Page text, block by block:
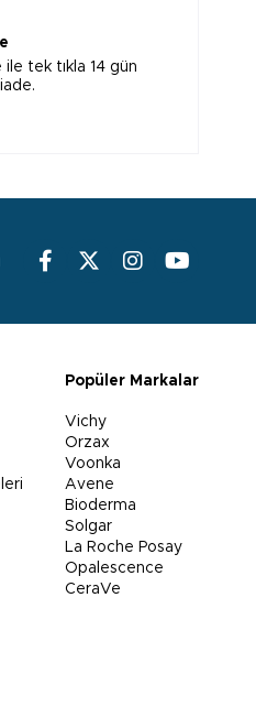
ile tek tıkla 14 gün
Popüler Markalar
Vichy
Orzax
Voonka
Avene
Bioderma
Solgar
La Roche Posay
Opalescence
CeraVe